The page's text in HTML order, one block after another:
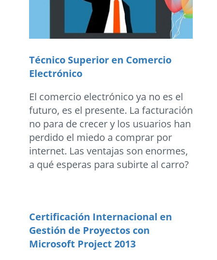
Técnico Superior en Comercio
Electrónico
El comercio electrónico ya no es el
futuro, es el presente. La facturación
no para de crecer y los usuarios han
perdido el miedo a comprar por
internet. Las ventajas son enormes,
a qué esperas para subirte al carro?
Certificación Internacional en
Gestión de Proyectos con
Microsoft Project 2013